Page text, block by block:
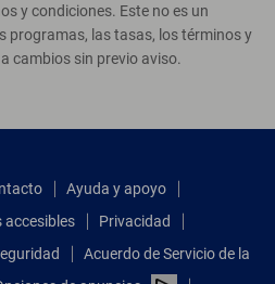
y condiciones. Este no es un
programas, las tasas, los términos y
cambios sin previo aviso.
Ayuda y apoyo
accesibles
Privacidad
Acuerdo de Servicio de la